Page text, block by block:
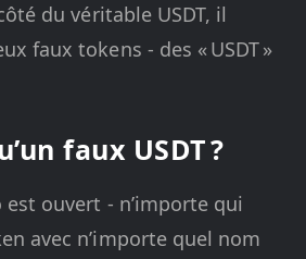
du véritable USDT, il
faux tokens - des « USDT »
faux USDT ?
ouvert - n’importe qui
avec n’importe quel nom